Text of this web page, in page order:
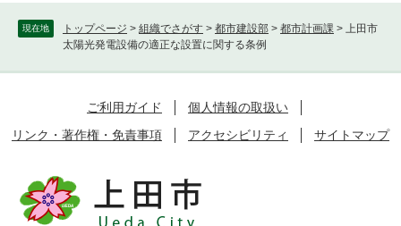
現在地 トップページ > 組織でさがす > 都市建設部 > 都市計画課 > 上田市
太陽光発電設備の適正な設置に関する条例
ご利用ガイド
個人情報の取扱い
リンク・著作権・免責事項
アクセシビリティ サイトマップ